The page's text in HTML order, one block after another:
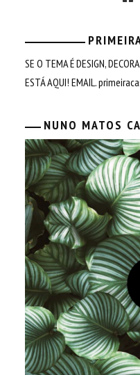
SE O TEMA É DESIGN,
ESTÁ AQUI! EMAIL.
NUNO MATOS